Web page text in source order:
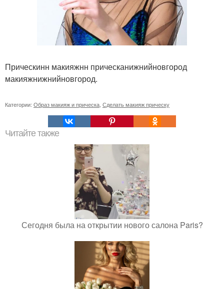
Прическинн макияжнн прическанижнийновгород
макияжнижнийновгород.
Категории: Образ макияж и прическа Сделать макияж прическу
Читайте также
Сегодня была на открытии нового салона Paris?